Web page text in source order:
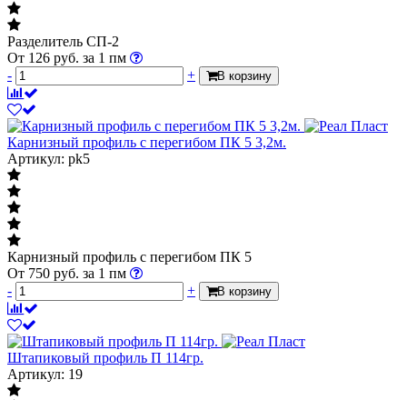
Разделитель СП-2
От 126 руб. за 1 пм
-
+ В корзину
Карнизный профиль с перегибом ПК 5 3,2м.
Артикул: pk5
Карнизный профиль с перегибом ПК 5
От 750 руб. за 1 пм
-
+ В корзину
Штапиковый профиль П 114гр.
Артикул: 19